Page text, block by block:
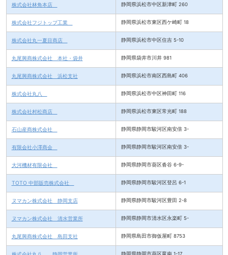
株式会社林角本店 静岡県浜松市中区新津町 260
株式会社フジトップ工業 静岡県浜松市東区西ケ崎町 18
株式会社丸一夏目商店 静岡県浜松市中区住吉 5-10
丸尾興商株式会社 本社・袋井 静岡県袋井市川井 981
丸尾興商株式会社 浜松支社 静岡県浜松市南区西島町 406
株式会社丸八 静岡県浜松市中区神田町 116
株式会社村松商店 静岡県浜松市東区常光町 188
石山産商株式会社 静岡県静岡市駿河区南安倍 3-
有限会社小澤商会 静岡県静岡市駿河区南安倍 3-
大河機材有限会社 静岡県静岡市葵区沓谷 6-9-
TOTO 中部販売株式会社 静岡県静岡市駿河区登呂 6-1
ヌマカン株式会社 静岡支店 静岡県静岡市駿河区豊田 2-8
ヌマカン株式会社 清水営業所 静岡県静岡市清水区永楽町 5-
丸尾興商株式会社 島田支社 静岡県島田市御仮屋町 8753
静岡県静岡市葵区竜南 1-17